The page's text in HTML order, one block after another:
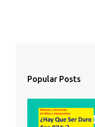
Popular Posts